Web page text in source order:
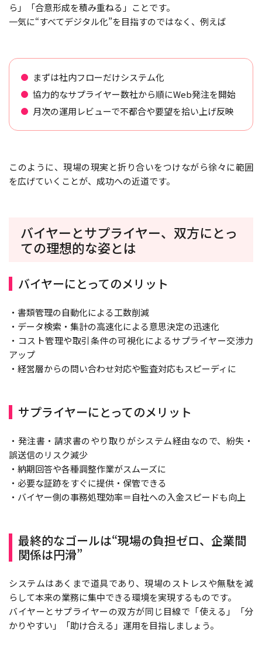
ら」「合意形成を積み重ねる」ことです。
一気に“すべてデジタル化”を目指すのではなく、例えば
まずは社内フローだけシステム化
協力的なサプライヤー数社から順にWeb発注を開始
月次の運用レビューで不都合や要望を拾い上げ反映
このように、現場の現実と折り合いをつけながら徐々に範囲
を広げていくことが、成功への近道です。
バイヤーとサプライヤー、双方にとっ
ての理想的な姿とは
バイヤーにとってのメリット
・書類管理の自動化による工数削減
・データ検索・集計の高速化による意思決定の迅速化
・コスト管理や取引条件の可視化によるサプライヤー交渉力
アップ
・経営層からの問い合わせ対応や監査対応もスピーディに
サプライヤーにとってのメリット
・発注書・請求書のやり取りがシステム経由なので、紛失・
誤送信のリスク減少
・納期回答や各種調整作業がスムーズに
・必要な証跡をすぐに提供・保管できる
・バイヤー側の事務処理効率＝自社への入金スピードも向上
最終的なゴールは“現場の負担ゼロ、企業間
関係は円滑”
システムはあくまで道具であり、現場のストレスや無駄を減
らして本来の業務に集中できる環境を実現するものです。
バイヤーとサプライヤーの双方が同じ目線で「使える」「分
かりやすい」「助け合える」運用を目指しましょう。